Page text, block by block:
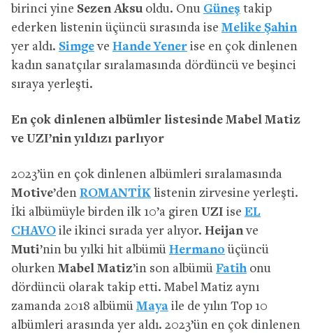
birinci yine Sezen Aksuoldu. Onu Güneş takip
ederken listenin üçüncü sırasında ise Melike Şahin
yer aldı. Simgeve Hande Yener ise en çok dinlenen
kadın sanatçılar sıralamasında dördüncü ve beşinci
sıraya yerleşti.
En çok dinlenen albümler listesinde Mabel Matiz
ve UZI’nin yıldızı parlıyor
2023’ün en çok dinlenen albümleri sıralamasında
Motive’den ROMANTİK listenin zirvesine yerleşti.
İki albümüyle birden ilk 10’a giren UZI ise EL
CHAVO ile ikinci sırada yer alıyor. Heijanve
Muti’nin bu yılki hit albümü Hermano üçüncü
olurken Mabel Matiz’in son albümü Fatihonu
dördüncü olarak takip etti. Mabel Matiz aynı
zamanda 2018 albümü Maya ile de yılın Top 10
albümleri arasında yer aldı. 2023’ün en çok dinlenen